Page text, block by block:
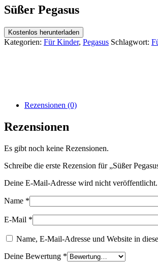
Süßer Pegasus
Kostenlos herunterladen
Kategorien: Für Kinder, Pegasus Schlagwort:
Rezensionen (0)
Rezensionen
Es gibt noch keine Rezensionen.
Schreibe die erste Rezension für „Süßer
Deine E-Mail-Adresse wird nicht veröffentlicht.
Name *
E-Mail *
Name, E-Mail-Adresse und Website in
Deine Bewertung *